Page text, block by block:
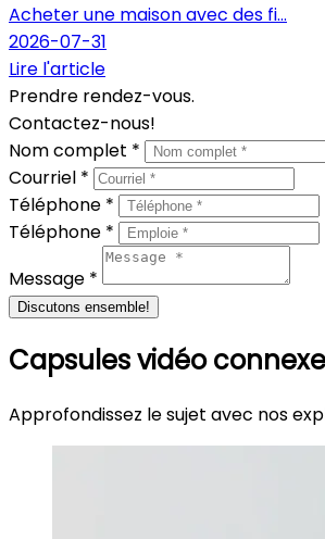
Acheter une maison avec des fi...
2026-07-31
Lire l'article
Prendre rendez-vous.
Contactez-nous!
Nom complet *
Courriel *
Téléphone *
Téléphone *
Message *
Discutons ensemble!
Capsules vidéo
Approfondissez le sujet avec nos